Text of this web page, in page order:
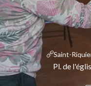
Saint-
Pl. de